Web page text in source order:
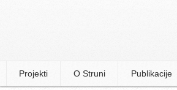
Projekti O Struni Publikacije